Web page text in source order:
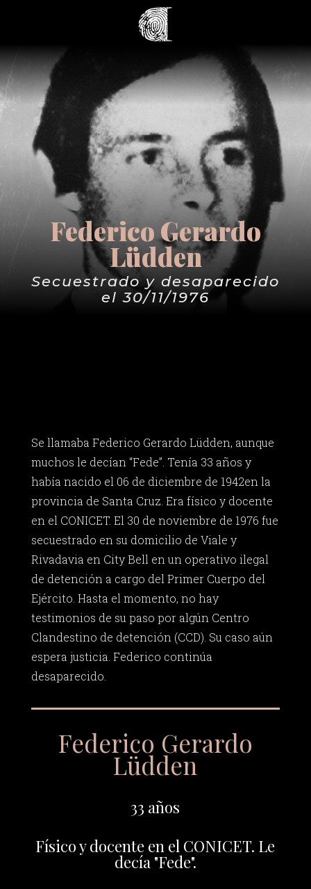
Federico Gerardo
Lüdden
Secuestrado y desaparecido
el 30/11/1976
Se llamaba Federico Gerardo Lüdden, aunque
muchos le decían “Fede”. Tenía 33 años y
había nacido el 06 de diciembre de 1942en la
provincia de Santa Cruz. Era físico y docente
en el CONICET. El 30 de noviembre de 1976 fue
secuestrado en su domicilio de Viale y
Rivadavia en City Bell en un operativo ilegal
de detención a cargo del Primer Cuerpo del
Ejército. Hasta el momento, no hay
testimonios de su paso por algún Centro
Clandestino de detención (CCD). Su caso aún
espera justicia. Federico continúa
desaparecido.
Federico Gerardo
Lüdden
33 años
Físico y docente en el CONICET. Le
decía "Fede".